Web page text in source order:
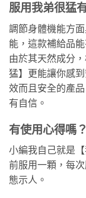
服用我弟很猛
調節身體機能方
能，這款補給品
由於其天然成分
猛】更能讓你感
效而且安全的產
有自信。
有使用心得嗎？
小編我自己就是
前服用一顆，每
態示人。